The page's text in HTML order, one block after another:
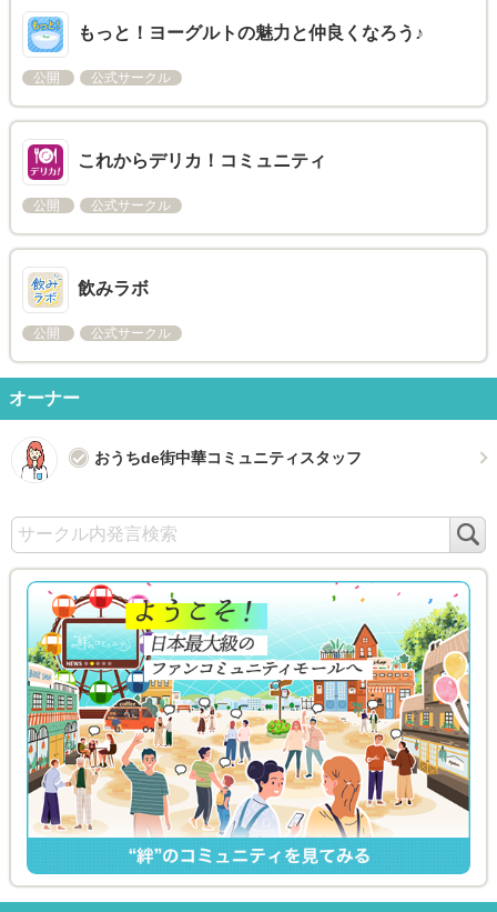
もっと！ヨーグルトの魅力と仲良くなろう♪
公開 公式サークル
これからデリカ！コミュニティ
公開 公式サークル
飲みラボ
公開 公式サークル
オーナー
おうちde街中華コミュニティスタッフ
索